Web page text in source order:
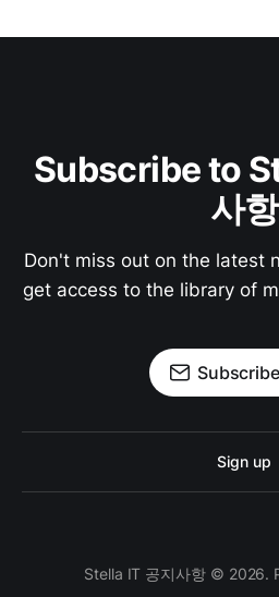
Subscribe to
사항
Don't miss out on the latest
get access to the library of
Sign up
Stella IT 공지사항 © 2026.